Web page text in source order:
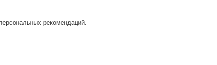
рекомендаций.